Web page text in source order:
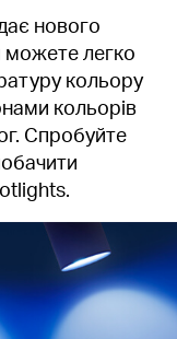
нового
легко
кольору
кольорів
Спробуйте